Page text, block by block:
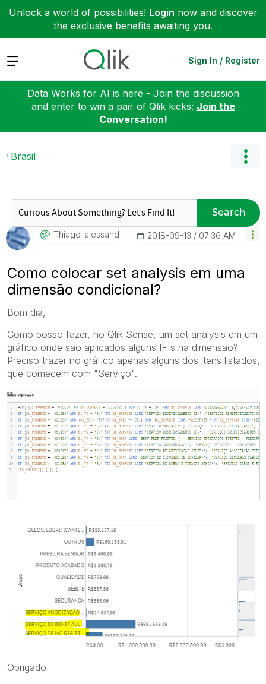
Unlock a world of possibilities! Login now and discover
the exclusive benefits awaiting you.
Expand Sign In / Register
Data Works for AI is here - Join the discussion
and enter to win a pair of Qlik kicks: Join the
Conversation!
Brasil
Search
Thiago_alessand ‎2018-09-13 07:36 AM
Como colocar set analysis em uma
dimensão condicional?
Bom dia,
Como posso fazer, no Qlik Sense, um set analysis em um
gráfico onde são aplicados alguns IF's na dimensão?
Preciso trazer no gráfico apenas alguns dos itens listados,
que comecem com "Serviço".
Obrigado